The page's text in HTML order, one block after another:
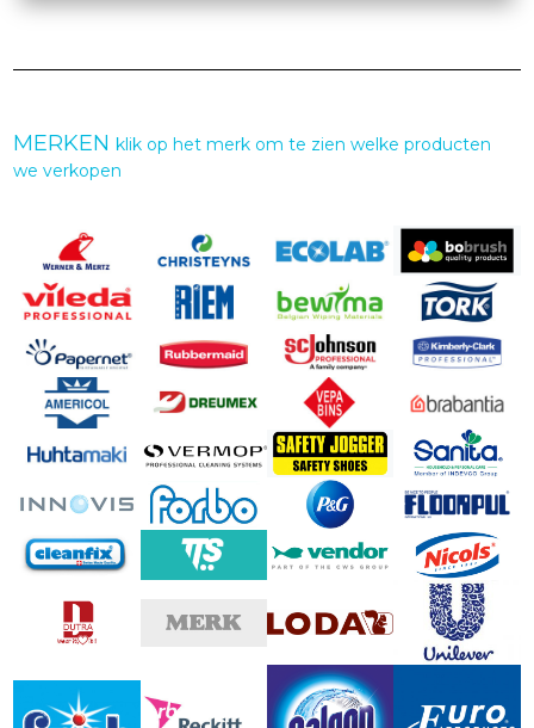
MERKENklik op het merk om te zien welke producten
we verkopen